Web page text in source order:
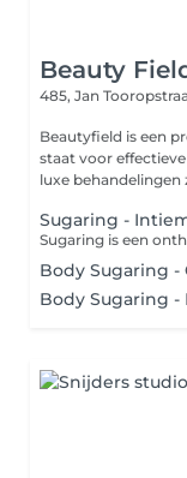
Beauty
485, Jan
Beautyfield is een
staat voor
luxe behandelingen
Sugaring -
Body Sugaring -
Body Sugaring -